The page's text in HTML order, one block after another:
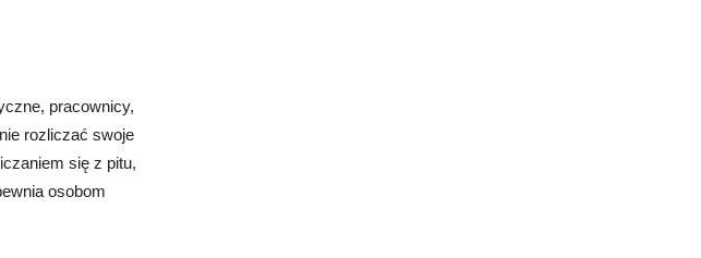
pracownicy,
rozliczać swoje
się z pitu,
osobom